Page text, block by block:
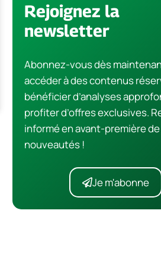
Rejoignez la
newsletter
Abonnez-vous dès
accéder à des contenus
bénéficier d’analyses
profiter d’offres exclusives.
informé en avant-première
nouveautés !
Je m'abonne